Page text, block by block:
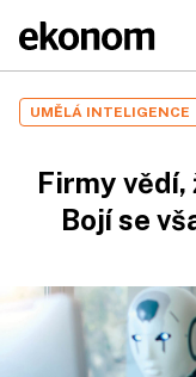
UMĚLÁ INTELIGENCE
Firmy vědí,
Bojí se